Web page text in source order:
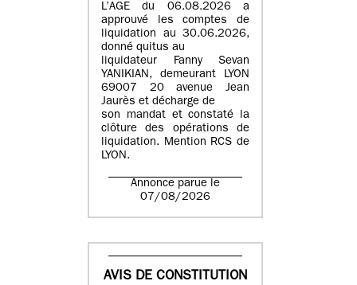
L’AGE du 06.08.2026 a
approuvé les comptes de
liquidation au 30.06.2026,
donné quitus au
liquidateur Fanny Sevan
YANIKIAN, demeurant LYON
69007 20 avenue Jean
Jaurès et décharge de
son mandat et constaté la
clôture des opérations de
liquidation. Mention RCS de
LYON.
Annonce parue le
07/08/2026
AVIS DE CONSTITUTION